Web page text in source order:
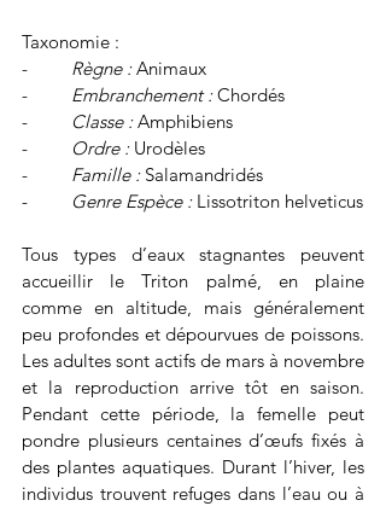
Taxonomie :
- Règne : Animaux
- Embranchement : Chordés
-
Classe : Amphibiens
-
Ordre : Urodèles
- Famille : Salamandridés
-
Genre Espèce : Lissotriton helveticus
Tous types d’eaux stagnantes peuvent
accueillir le Triton palmé, en plaine
comme en altitude, mais généralement
peu profondes et dépourvues de poissons.
Les adultes sont actifs de mars à novembre
et la reproduction arrive tôt en saison.
Pendant cette période, la femelle peut
pondre plusieurs centaines d’œufs fixés à
des plantes aquatiques. Durant l’hiver, les
individus trouvent refuges dans l’eau ou à